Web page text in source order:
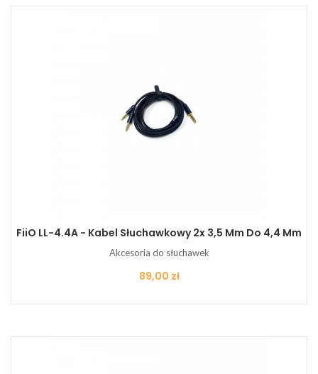
FiiO LL-4.4A - Kabel Słuchawkowy 2x 3,5 Mm Do 4,4 Mm
Akcesoria do słuchawek
Cena
89,00 zł